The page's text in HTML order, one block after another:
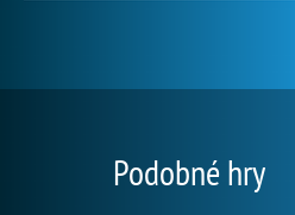
Podobné hry